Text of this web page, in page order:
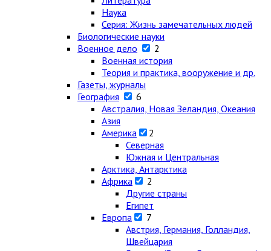
Наука
Серия: Жизнь замечательных людей
Биологические науки
Военное дело
2
Военная история
Теория и практика, вооружение и др.
Газеты, журналы
География
6
Австралия, Новая Зеландия, Океания
Азия
Америка
2
Северная
Южная и Центральная
Арктика, Антарктика
Африка
2
Другие страны
Египет
Европа
7
Австрия, Германия, Голландия,
Швейцария